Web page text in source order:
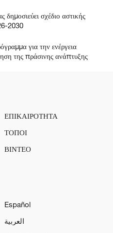
σχέδιο αστικής
2030
για την ενέργεια
της πράσινης ανάπτυξης
ΕΠΙΚΑΙΡΟΤΗΤΑ
ΤΟΠΟΙ
ΒΙΝΤΕΟ
Español
العربية